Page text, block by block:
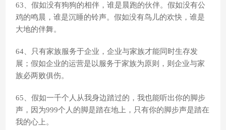
63、假如没有狗狗的相伴，谁是晨跑的伙伴。假如没有公
鸡的鸣晨，谁是沉睡的铃声。假如没有鸟儿的欢快，谁是
大地的伴舞。
64、只有家族服务于企业，企业与家族才能同时生存发
展；假如企业的运营是以服务于家族为原则，则企业与家
族必两败俱伤。
65、假如一千个人从我身边踏过的，我也能听出你的脚步
声，因为999个人的脚是踏在地上，只有你的脚步声是踏在
我的心上。